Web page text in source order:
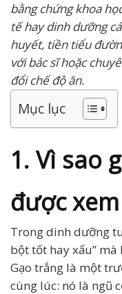
bằng chứng khoa
tế hay dinh dưỡng
huyết, tiền tiểu
với bác sĩ hoặc
đổi chế độ ăn.
Mục lục
1. Vì sao
được
Trong dinh dưỡng
bột tốt hay xấu” mà
Gạo trắng là một
cùng lúc: nó là ngũ